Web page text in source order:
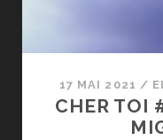
17 MAI 2021 /
CHER TOI